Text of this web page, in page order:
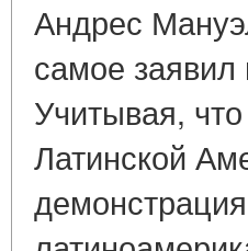
Андрес
самое
Учитывая,
Латинской